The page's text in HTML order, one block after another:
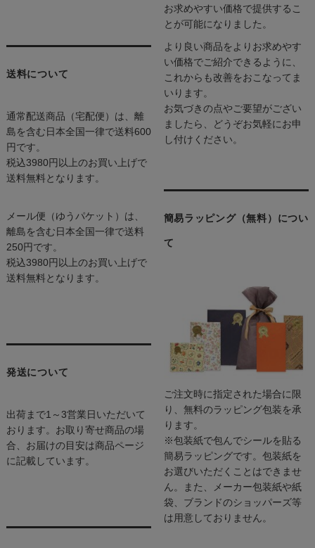
送料について
通常配送商品（宅配便）は、離
島を含む日本全国一律で送料600
円です。
税込3980円以上のお買い上げで
送料無料となります。
メール便（ゆうパケット）は、
離島を含む日本全国一律で送料
250円です。
税込3980円以上のお買い上げで
送料無料となります。
発送について
出荷まで1～3営業日いただいて
おります。お取り寄せ商品の場
合、お届けの目安は商品ページ
に記載しています。
お求めやすい価格で提供するこ
とが可能になりました。
より良い商品をよりお求めやす
い価格でご紹介できるように、
これからも改善をおこなってま
いります。
お気づきの点やご要望がござい
ましたら、どうぞお気軽にお申
し付けください。
簡易ラッピング（無料）につい
て
ご注文時に指定された場合に限
り、無料のラッピング包装を承
ります。
※包装紙で包んでシールを貼る
簡易ラッピングです。包装紙を
お選びいただくことはできませ
ん。また、メーカー包装紙や紙
袋、ブランドのショッパーズ等
は用意しておりません。